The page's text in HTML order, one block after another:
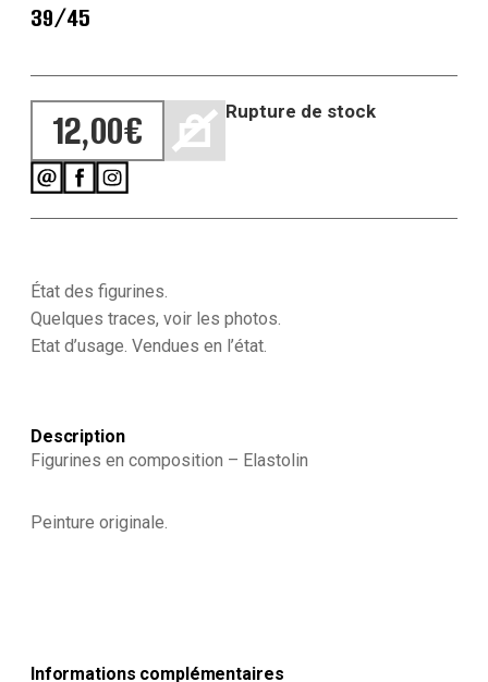
39/45
12,00€ Rupture de stock
État des figurines.
Quelques traces, voir les photos.
Etat d’usage. Vendues en l’état.
Description
Figurines en composition – Elastolin
Peinture originale.
Informations complémentaires